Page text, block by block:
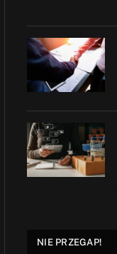
NIE PRZEGAP!